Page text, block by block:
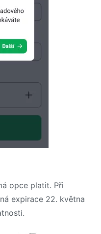
opce platit. Při
expirace 22. května